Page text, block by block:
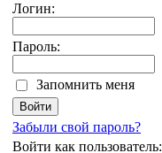
Логин:
Пароль:
Запомнить меня
Забыли свой пароль?
Войти как пользователь: